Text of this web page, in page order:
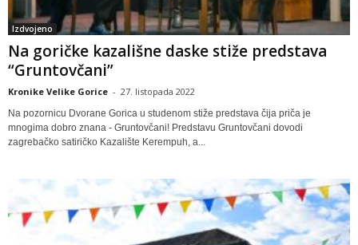
Izdvojeno
Na goričke kazališne daske stiže predstava
“Gruntovčani”
Kronike Velike Gorice - 27. listopada 2022
Na pozornicu Dvorane Gorica u studenom stiže predstava čija priča je
mnogima dobro znana - Gruntovčani! Predstavu Gruntovčani dovodi
zagrebačko satiričko Kazalište Kerempuh, a...